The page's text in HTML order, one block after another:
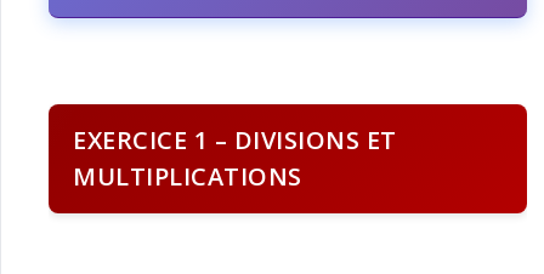
EXERCICE 1 – DIVISIONS ET
MULTIPLICATIONS